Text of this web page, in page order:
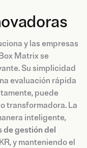
y las empresas
Matrix se
Su simplicidad
evaluación rápida
puede
transformadora. La
inteligente,
de gestión del
y manteniendo el